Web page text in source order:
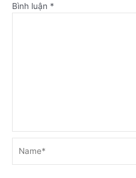
Bình luận *